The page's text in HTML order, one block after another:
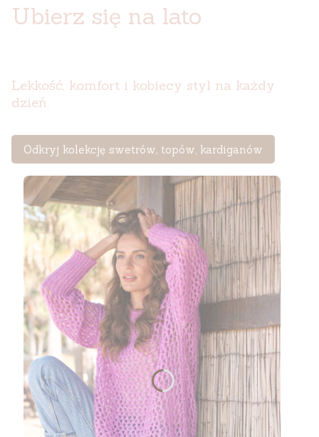
Ubierz się na lato
Lekkość, komfort i kobiecy styl na każdy
dzień.
Odkryj kolekcję swetrów, topów, kardiganów